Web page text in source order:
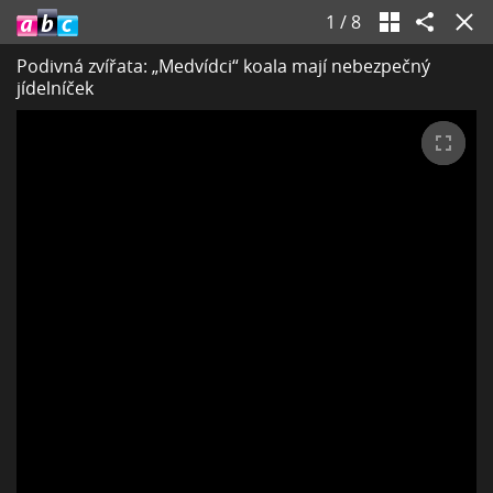
1 / 8
Podivná zvířata: „Medvídci“ koala mají nebezpečný
jídelníček